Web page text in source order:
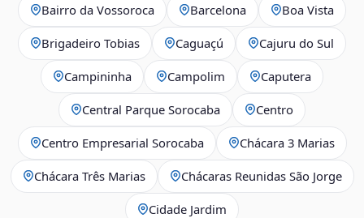
Bairro da Vossoroca Barcelona Boa Vista
Brigadeiro Tobias Caguaçú Cajuru do Sul
Campininha Campolim Caputera
Central Parque Sorocaba Centro
Centro Empresarial Sorocaba Chácara 3 Marias
Chácara Três Marias Chácaras Reunidas São Jorge
Cidade Jardim